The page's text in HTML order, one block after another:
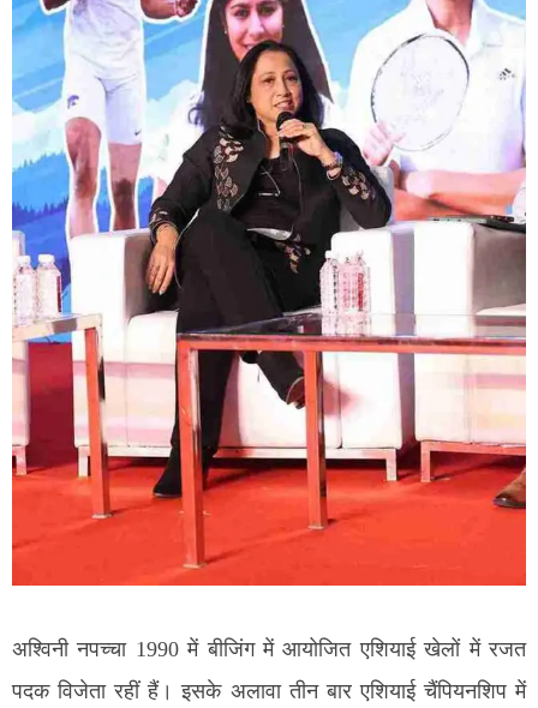
अश्विनी नपच्चा 1990 में बीजिंग में आयोजित एशियाई खेलों में रजत
पदक विजेता रहीं हैं। इसके अलावा तीन बार एशियाई चैंपियनशिप में